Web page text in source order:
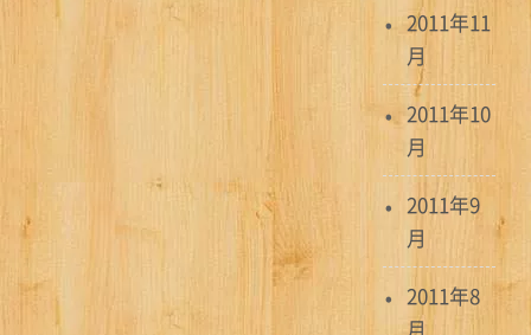
2011年11
月
2011年10
月
2011年9
月
2011年8
月